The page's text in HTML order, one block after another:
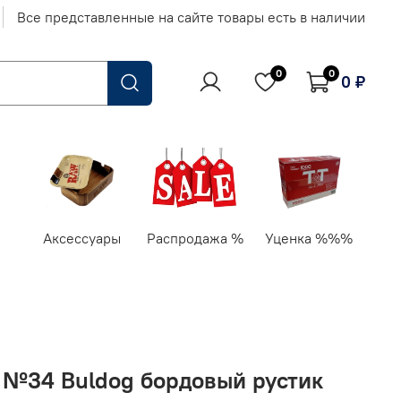
Все представленные на сайте товары есть в наличии
0 0 0 ₽
Аксессуары Распродажа % Уценка %%%
№34 Buldog бордовый рустик